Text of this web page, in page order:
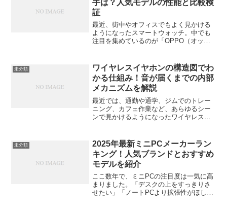
手は？人気モデルの性能と比較検
証
最近、街中やオフィスでもよく見かける
ようになったスマートウォッチ。中でも
注目を集めているのが「OPPO（オッ
っていて、初めてのスマートウォッチと
して選ぶ人も増えています...
未分類
ワイヤレスイヤホンの構造図でわ
かる仕組み！音が届くまでの内部
メカニズムを解説
最近では、通勤や通学、ジムでのトレー
ニング、カフェ作業など、あらゆるシー
ンで見かけるようになったワイヤレスイ
も著しいですよね。でも、「あの小さな
イヤホンの中で、いったい...
未分類
2025年最新ミニPCメーカーラン
キング！人気ブランドとおすすめ
モデルを紹介
ここ数年で、ミニPCの注目度は一気に高
まりました。「デスクの上をすっきりさ
せたい」「ノートPCより拡張性がほし